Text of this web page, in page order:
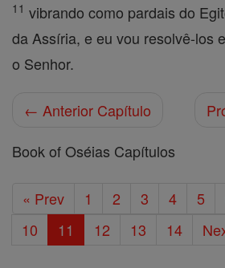
11 vibrando como pardais do
da Assíria, e eu vou resolvê-los
o Senhor.
← Anterior Capítulo
Book of Oséias Capítulos
« Prev 1 2 3 4 5
10
11 12 13 14